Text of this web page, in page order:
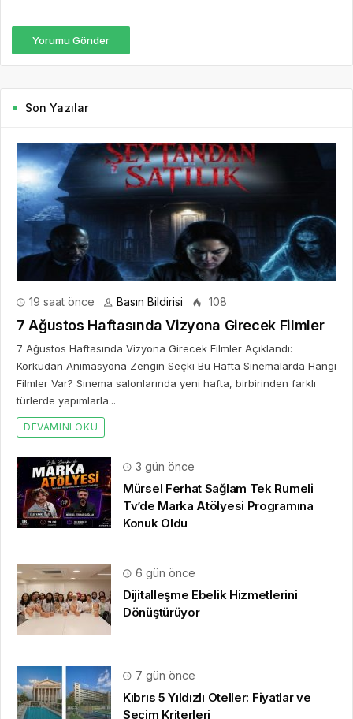
Yorumu Gönder
Son Yazılar
19 saat önce Basın Bildirisi 108
7 Ağustos Haftasında Vizyona Girecek Filmler
7 Ağustos Haftasında Vizyona Girecek Filmler Açıklandı:
Korkudan Animasyona Zengin Seçki Bu Hafta Sinemalarda Hangi
Filmler Var? Sinema salonlarında yeni hafta, birbirinden farklı
türlerde yapımlarla...
DEVAMINI OKU
3 gün önce
Mürsel Ferhat Sağlam Tek Rumeli
Tv’de Marka Atölyesi Programına
Konuk Oldu
6 gün önce
Dijitalleşme Ebelik Hizmetlerini
Dönüştürüyor
7 gün önce
Kıbrıs 5 Yıldızlı Oteller: Fiyatlar ve
Seçim Kriterleri